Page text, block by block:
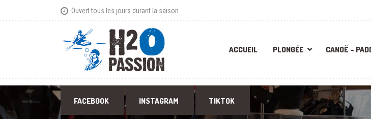
Ouvert tous les jours durant la saison
ACCUEIL PLONGÉE CANOË –
FACEBOOK INSTAGRAM TIKTOK